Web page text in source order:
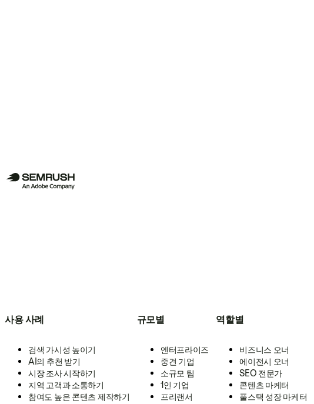
사용 사례
검색 가시성 높이기
AI의 추천 받기
시장 조사 시작하기
지역 고객과 소통하기
참여도 높은 콘텐츠 제작하기
규모별
엔터프라이즈
중견 기업
소규모 팀
1인 기업
프리랜서
역할별
비즈니스 오너
에이전시 오너
SEO 전문가
콘텐츠 마케터
풀스택 성장 마케터